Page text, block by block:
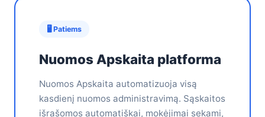
🖥️ Patiems
Nuomos Apskaita platforma
Nuomos Apskaita automatizuoja visą
kasdienį nuomos administravimą. Sąskaitos
išrašomos automatiškai, mokėjimai sekami,